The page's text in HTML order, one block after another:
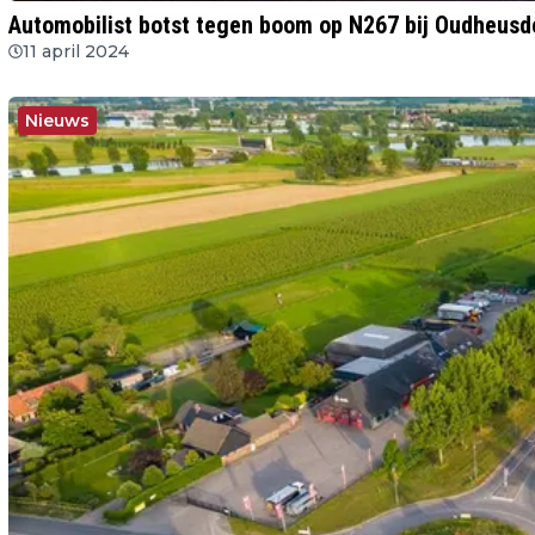
Automobilist botst tegen boom op N267 bij
11 april 2024
Nieuws